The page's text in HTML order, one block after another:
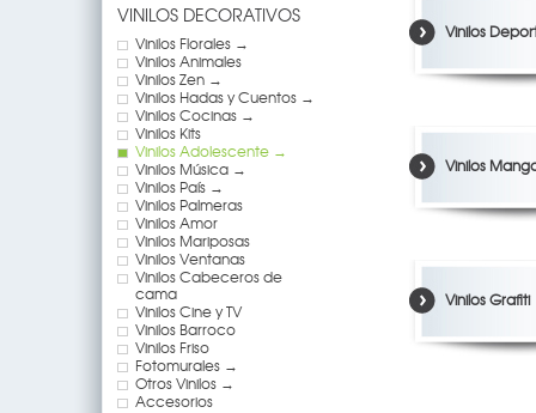
VINILOS DECORATIVOS
Vinilos Florales →
Vinilos Animales
Vinilos Zen →
Vinilos Hadas y Cuentos →
Vinilos Cocinas →
Vinilos Kits
Vinilos Adolescente →
Vinilos Música →
Vinilos País →
Vinilos Palmeras
Vinilos Amor
Vinilos Mariposas
Vinilos Ventanas
Vinilos Cabeceros de
cama
Vinilos Cine y TV
Vinilos Barroco
Vinilos Friso
Fotomurales →
Otros Vinilos →
Accesorios
Vinilos
Vinilos
Vinilos Grafiti